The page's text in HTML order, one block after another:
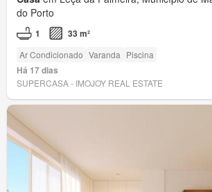
do Porto
1 33 m²
Ar Condicionado Varanda Piscina
Há 17 dias
SUPERCASA - IMOJOY REAL ESTATE